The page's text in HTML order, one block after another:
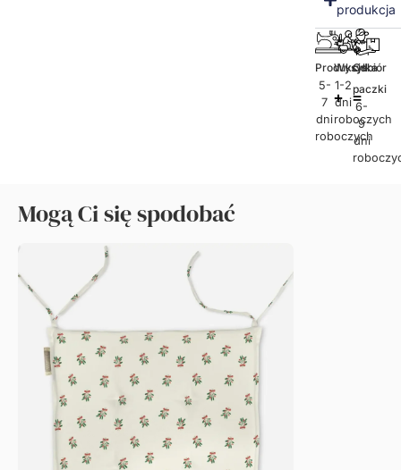
produkcja
Produkcja
5-
7
dni
roboczych
Wysyłka
1-2
dni
roboczych
Odbiór
paczki
6-
9
dni
Mogą Ci się spodobać